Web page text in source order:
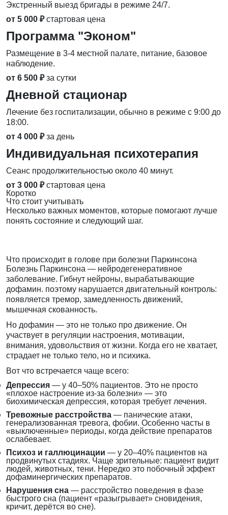
Экстренный выезд бригады в режиме 24/7.
от 5 000 ₽ стартовая цена
Программа "Эконом"
Размещение в 3-4 местной палате, питание, базовое
наблюдение.
от 6 500 ₽ за сутки
Дневной стационар
Лечение без госпитализации, обычно в режиме с 9:00 до
18:00.
от 4 000 ₽ за день
Индивидуальная психотерапия
Сеанс продолжительностью около 40 минут.
от 3 000 ₽ стартовая цена
Коротко
Что стоит учитывать
Несколько важных моментов, которые помогают лучше
понять состояние и следующий шаг.
Что происходит в голове при болезни Паркинсона
Болезнь Паркинсона — нейродегенеративное
заболевание. Гибнут нейроны, вырабатывающие
дофамин. поэтому нарушается двигательный контроль:
появляется тремор, замедленность движений,
мышечная скованность.
Но дофамин — это не только про движение. Он
участвует в регуляции настроения, мотивации,
внимания, удовольствия от жизни. Когда его не хватает,
страдает не только тело, но и психика.
Вот что встречается чаще всего:
Депрессия — у 40–50% пациентов. Это не просто
«плохое настроение из-за болезни» — это
биохимическая депрессия, которая требует лечения.
Тревожные расстройства — панические атаки,
генерализованная тревога, фобии. Особенно часты в
«выключенные» периоды, когда действие препаратов
ослабевает.
Психоз и галлюцинации — у 20–40% пациентов на
продвинутых стадиях. Чаще зрительные: пациент видит
людей, животных, тени. Нередко это побочный эффект
дофаминергических препаратов.
Нарушения сна — расстройство поведения в фазе
быстрого сна (пациент «разыгрывает» сновидения,
кричит, дерётся во сне).